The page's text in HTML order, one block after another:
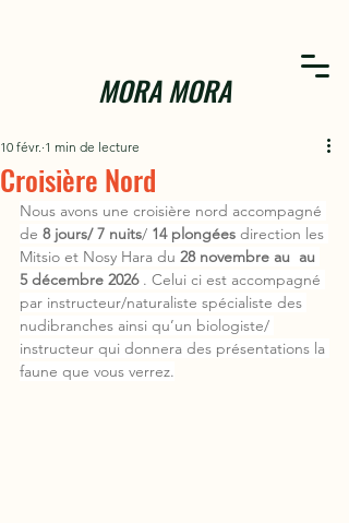
MORA MORA
Croisière Nord
10 févr. 1 min de lecture
Nous avons une croisière nord accompagné
de 8 jours/ 7 nuits/ 14 plongées direction les
Mitsio et Nosy Hara du 28 novembre au  au
5 décembre 2026 . Celui ci est accompagné
par instructeur/naturaliste spécialiste des
nudibranches ainsi qu’un biologiste/
instructeur qui donnera des présentations la
faune que vous verrez.